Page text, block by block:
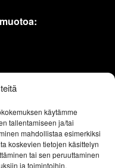
käytämme
tallentamiseen ja/tai
mahdollistaa esimerkiksi
koskevien tietojen käsittelyn
tai sen peruuttaminen
ja toimintoihin.